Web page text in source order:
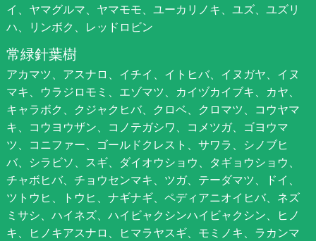
イ、ヤマグルマ、ヤマモモ、ユーカリノキ、ユズ、ユズリ
ハ、リンボク、レッドロビン
常緑針葉樹
アカマツ、アスナロ、イチイ、イトヒバ、イヌガヤ、イヌ
マキ、ウラジロモミ、エゾマツ、カイヅカイブキ、カヤ、
キャラボク、クジャクヒバ、クロベ、クロマツ、コウヤマ
キ、コウヨウザン、コノテガシワ、コメツガ、ゴヨウマ
ツ、コニファー、ゴールドクレスト、サワラ、シノブヒ
バ、シラビソ、スギ、ダイオウショウ、タギョウショウ、
チャボヒバ、チョウセンマキ、ツガ、テーダマツ、ドイ、
ツトウヒ、トウヒ、ナギナギ、ペディアニオイヒバ、ネズ
ミサシ、ハイネズ、ハイビャクシンハイビャクシン、ヒノ
キ、ヒノキアスナロ、ヒマラヤスギ、モミノキ、ラカンマ